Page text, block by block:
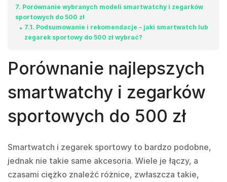
7 Porównanie wybranych modeli smartwatchy i zegarków
sportowych do 500 zł
7.1 Podsumowanie i rekomendacje – jaki smartwatch lub
zegarek sportowy do 500 zł wybrać?
Porównanie najlepszych
smartwatchy i zegarków
sportowych do 500 zł
Smartwatch i zegarek sportowy to bardzo podobne,
jednak nie takie same akcesoria. Wiele je łączy, a
czasami ciężko znaleźć różnice, zwłaszcza takie,